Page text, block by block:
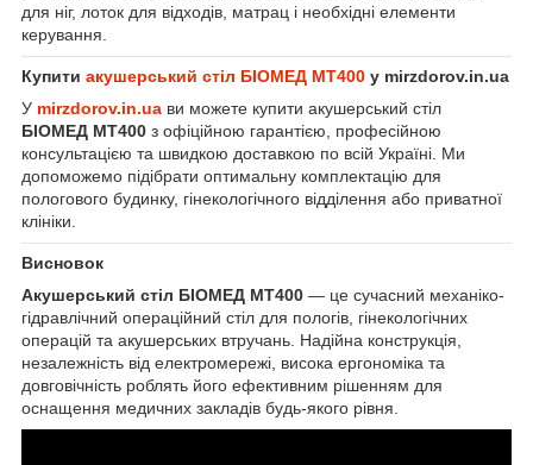
для ніг, лоток для відходів, матрац і необхідні елементи
керування.
Купити акушерський стіл БІОМЕД МТ400 у mirzdorov.in.ua
У mirzdorov.in.ua ви можете купити акушерський стіл
БІОМЕД МТ400 з офіційною гарантією, професійною
консультацією та швидкою доставкою по всій Україні. Ми
допоможемо підібрати оптимальну комплектацію для
пологового будинку, гінекологічного відділення або приватної
клініки.
Висновок
Акушерський стіл БІОМЕД МТ400 — це сучасний механіко-
гідравлічний операційний стіл для пологів, гінекологічних
операцій та акушерських втручань. Надійна конструкція,
незалежність від електромережі, висока ергономіка та
довговічність роблять його ефективним рішенням для
оснащення медичних закладів будь-якого рівня.